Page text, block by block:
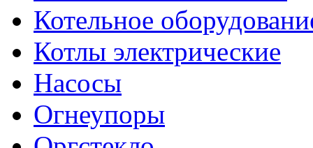
Котельное
Котлы электрические
Насосы
Огнеупоры